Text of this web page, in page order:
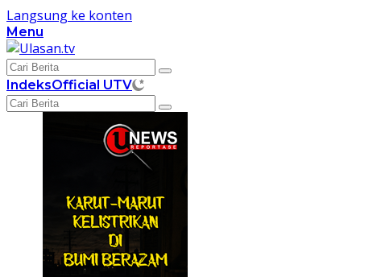
Langsung ke konten
Menu
IndeksOfficial UTV